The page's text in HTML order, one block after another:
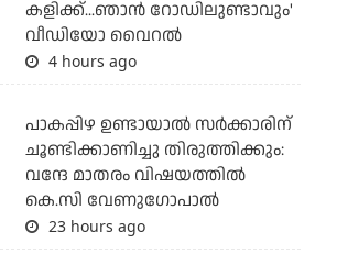
കളിക്ക്...ഞാന്‍ റോഡിലുണ്ടാവും'
വീഡിയോ വൈറല്‍
4 hours ago
പാകപ്പിഴ ഉണ്ടായാല്‍ സര്‍ക്കാരിന്
ചൂണ്ടിക്കാണിച്ചു തിരുത്തിക്കും:
വന്ദേ മാതരം വിഷയത്തില്‍
കെ.സി വേണുഗോപാല്‍
23 hours ago